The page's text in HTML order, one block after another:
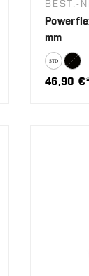
BEST.-
mm
46,90